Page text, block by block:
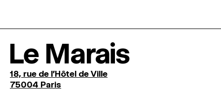
Le Marais
18, rue de l'Hôtel de Ville
75004 Paris